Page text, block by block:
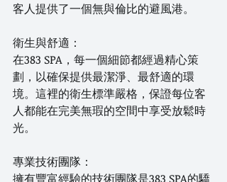
客人提供了一個無與倫比的避風港。
衛生與舒適：
在383 SPA，每一個細節都經過精心策
劃，以確保提供最潔淨、最舒適的環
境。這裡的衛生標準嚴格，保證每位客
人都能在完美無瑕的空間中享受放鬆時
光。
專業技術團隊：
擁有豐富經驗的技術團隊是383 SPA的驕